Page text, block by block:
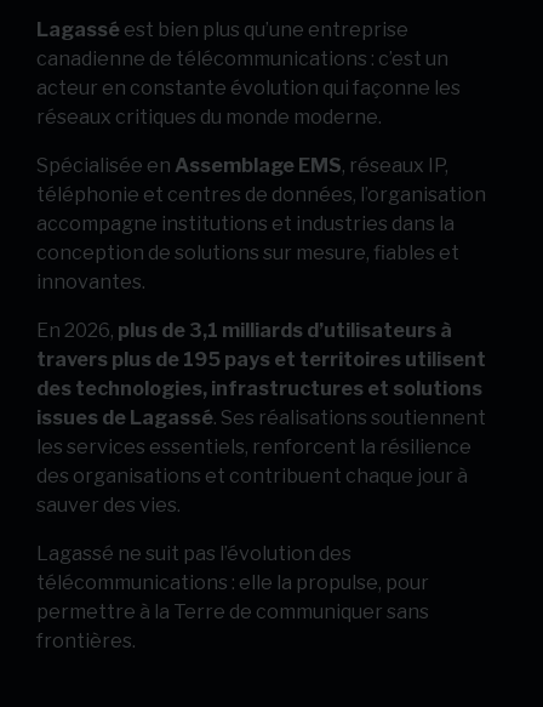
Lagassé est bien plus qu’une entreprise
canadienne de télécommunications : c’est un
acteur en constante évolution qui façonne les
réseaux critiques du monde moderne.
Spécialisée en Assemblage EMS, réseaux IP,
téléphonie et centres de données, l’organisation
accompagne institutions et industries dans la
conception de solutions sur mesure, fiables et
innovantes.
En 2026, plus de 3,1 milliards d’utilisateurs à
travers plus de 195 pays et territoires utilisent
des technologies, infrastructures et solutions
issues de Lagassé. Ses réalisations soutiennent
les services essentiels, renforcent la résilience
des organisations et contribuent chaque jour à
sauver des vies.
Lagassé ne suit pas l’évolution des
télécommunications : elle la propulse, pour
permettre à la Terre de communiquer sans
frontières.